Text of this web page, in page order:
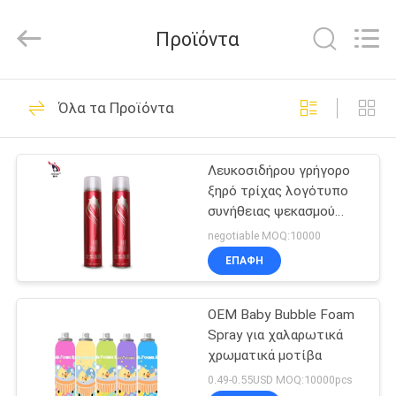
ΑΡΧΙΚΉ
ΣΕΛΊΔΑ
ΠΡΟΪΌΝΤΑ
ΣΧΕΤΙΚΆ
ΕΜΆΣ
Chemical
Rights
Ψεκασμοί
χρώματος τρίχας
57
Γρήγορος ξηρός
ψεκασμός τρίχας
46
Προϊόντα
Όλα τα Προϊόντα
Λευκοσιδήρου γρήγορο
ξηρό τρίχας λογότυπο
συνήθειας ψεκασμού
εκμετάλλευσης τρίχας
λήξης ψεκασμού αόρατο
negotiable MOQ:10000
ΕΠΑΦΉ
OEM Baby Bubble Foam
Spray για χαλαρωτικά
χρωματικά μοτίβα
0.49-0.55USD MOQ:10000pcs